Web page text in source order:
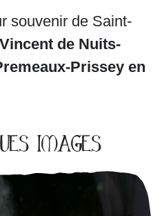
souvenir de Saint-
de Nuits-
Prissey en
images